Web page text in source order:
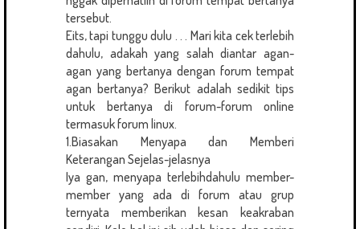
tersebut.
Eits, tapi tunggu dulu . . . Mari kita cek terlebih
dahulu, adakah yang salah diantar agan-
agan yang bertanya dengan forum tempat
agan bertanya? Berikut adalah sedikit tips
untuk bertanya di forum-forum online
termasuk forum linux.
1.Biasakan Menyapa dan Memberi
Keterangan Sejelas-jelasnya
Iya gan, menyapa terlebihdahulu member-
member yang ada di forum atau grup
ternyata memberikan kesan keakraban